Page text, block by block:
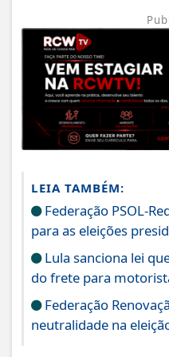
LEIA TAMBÉM:
Federação PSOL-
para as eleições
Lula sanciona lei
do frete para
Federação
neutralidade na